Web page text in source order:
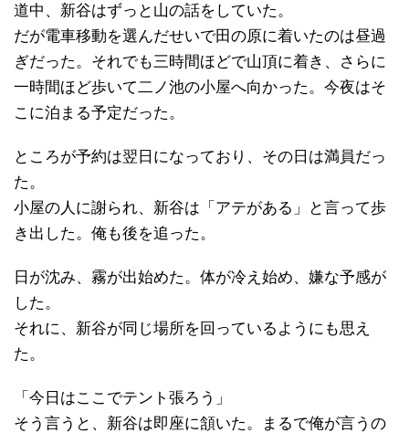
道中、新谷はずっと山の話をしていた。
だが電車移動を選んだせいで田の原に着いたのは昼過
ぎだった。それでも三時間ほどで山頂に着き、さらに
一時間ほど歩いて二ノ池の小屋へ向かった。今夜はそ
こに泊まる予定だった。
ところが予約は翌日になっており、その日は満員だっ
た。
小屋の人に謝られ、新谷は「アテがある」と言って歩
き出した。俺も後を追った。
日が沈み、霧が出始めた。体が冷え始め、嫌な予感が
した。
それに、新谷が同じ場所を回っているようにも思え
た。
「今日はここでテント張ろう」
そう言うと、新谷は即座に頷いた。まるで俺が言うの